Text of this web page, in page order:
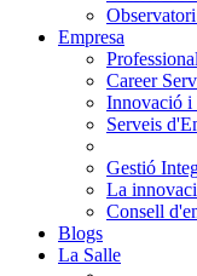
Empresa
Career
Innovació i
Serveis
Gestió
La
Consell
Blogs
La Salle